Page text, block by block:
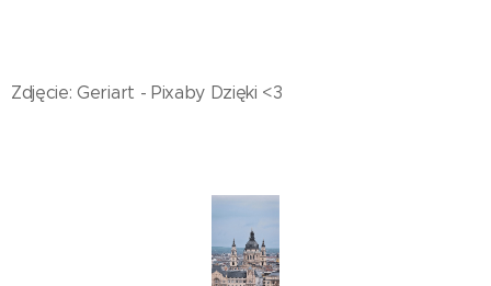
Zdjęcie: Geriart - Pixaby Dzięki <3